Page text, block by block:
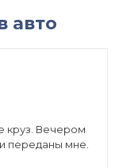
авто
круз. Вечером
переданы мне.